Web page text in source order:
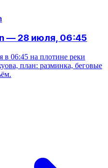
— 28 июля, 06:45
в 06:45 на плотине реки
план: разминка, беговые